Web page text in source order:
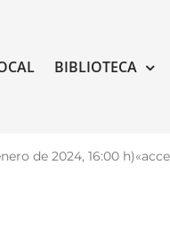
BIBLIOTECA
de 2024, 16:00